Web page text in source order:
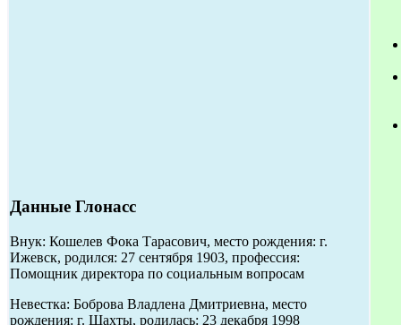
Данные Глонасс
Внук: Кошелев Фока Тарасович, место рождения: г.
Ижевск, родился: 27 сентября 1903, профессия:
Помощник директора по социальным вопросам
Невестка: Боброва Владлена Дмитриевна, место
рождения: г. Шахты, родилась: 23 декабря 1998